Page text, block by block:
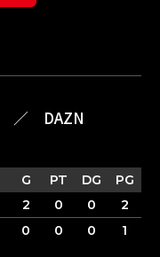
／ DAZN
G PT DG
PG
2 0 0
2
0 0 0 1